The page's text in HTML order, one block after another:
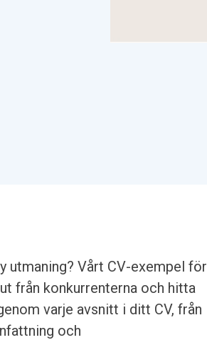
utmaning? Vårt CV-exempel för
från konkurrenterna och hitta
varje avsnitt i ditt CV, från
och